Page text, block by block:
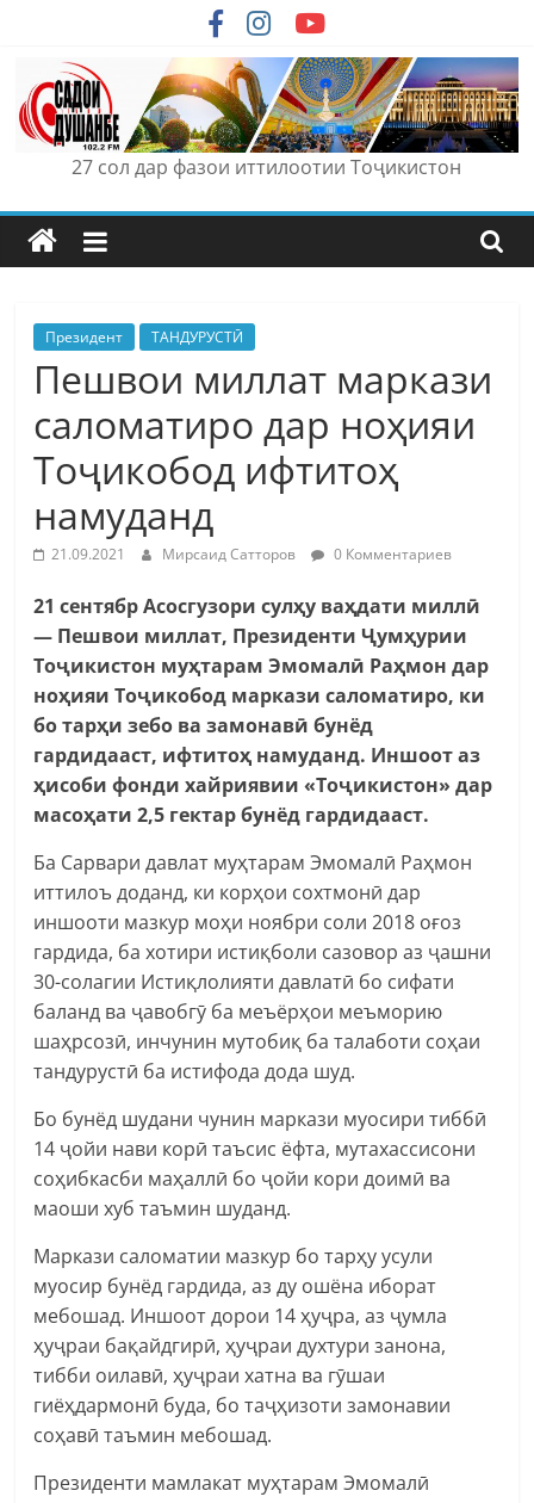
content
27 сол дар фазои иттилоотии Тоҷикистон
Президент ТАНДУРУСТӢ
Пешвои миллат маркази
саломатиро дар ноҳияи
Тоҷикобод ифтитоҳ
намуданд
21.09.2021 Мирсаид Сатторов 0 Комментариев
21 сентябр Асосгузори сулҳу ваҳдати миллӣ
— Пешвои миллат, Президенти Ҷумҳурии
Тоҷикистон муҳтарам Эмомалӣ Раҳмон дар
ноҳияи Тоҷикобод маркази саломатиро, ки
бо тарҳи зебо ва замонавӣ бунёд
гардидааст, ифтитоҳ намуданд. Иншоот аз
ҳисоби фонди хайриявии «Тоҷикистон» дар
масоҳати 2,5 гектар бунёд гардидааст.
Ба Сарвари давлат муҳтарам Эмомалӣ Раҳмон
иттилоъ доданд, ки корҳои сохтмонӣ дар
иншооти мазкур моҳи ноябри соли 2018 оғоз
гардида, ба хотири истиқболи сазовор аз ҷашни
30-солагии Истиқлолияти давлатӣ бо сифати
баланд ва ҷавобгӯ ба меъёрҳои меъморию
шаҳрсозӣ, инчунин мутобиқ ба талаботи соҳаи
тандурустӣ ба истифода дода шуд.
Бо бунёд шудани чунин маркази муосири тиббӣ
14 ҷойи нави корӣ таъсис ёфта, мутахассисони
соҳибкасби маҳаллӣ бо ҷойи кори доимӣ ва
маоши хуб таъмин шуданд.
Маркази саломатии мазкур бо тарҳу усули
муосир бунёд гардида, аз ду ошёна иборат
мебошад. Иншоот дорои 14 ҳуҷра, аз ҷумла
ҳуҷраи бақайдгирӣ, ҳуҷраи духтури занона,
тибби оилавӣ, ҳуҷраи хатна ва гӯшаи
гиёҳдармонӣ буда, бо таҷҳизоти замонавии
соҳавӣ таъмин мебошад.
Президенти мамлакат муҳтарам Эмомалӣ